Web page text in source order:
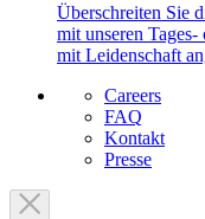
Überschreiten Sie
mit unseren
mit Leidenschaft
Careers
FAQ
Kontakt
Presse